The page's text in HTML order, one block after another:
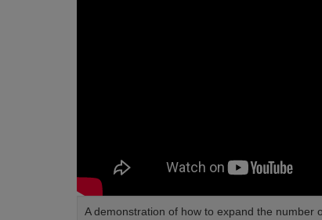
A demonstration of how to expand the number